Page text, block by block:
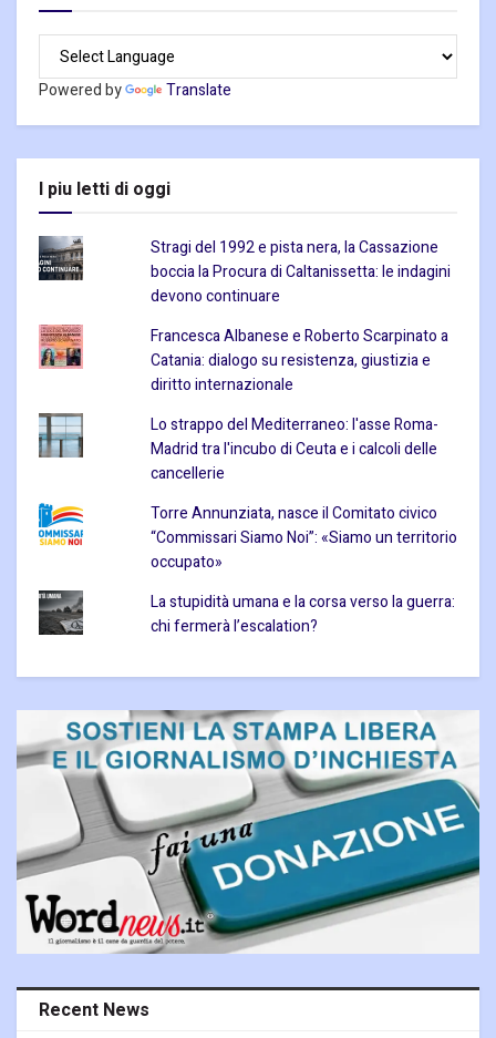
Powered by Translate
I piu letti di oggi
Stragi del 1992 e pista nera, la Cassazione
boccia la Procura di Caltanissetta: le indagini
devono continuare
Francesca Albanese e Roberto Scarpinato a
Catania: dialogo su resistenza, giustizia e
diritto internazionale
Lo strappo del Mediterraneo: l'asse Roma-
Madrid tra l'incubo di Ceuta e i calcoli delle
cancellerie
Torre Annunziata, nasce il Comitato civico
“Commissari Siamo Noi”: «Siamo un territorio
occupato»
La stupidità umana e la corsa verso la guerra:
chi fermerà l’escalation?
Recent News